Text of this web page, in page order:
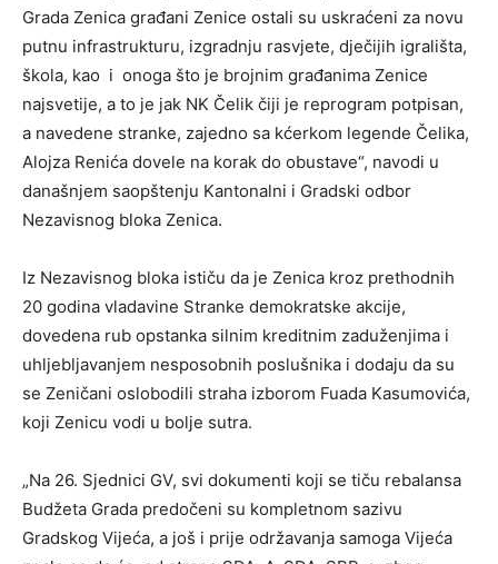
Grada Zenica građani Zenice ostali su uskraćeni za novu
putnu infrastrukturu, izgradnju rasvjete, dječijih igrališta,
škola, kao i onoga što je brojnim građanima Zenice
najsvetije, a to je jak NK Čelik čiji je reprogram potpisan,
a navedene stranke, zajedno sa kćerkom legende Čelika,
Alojza Renića dovele na korak do obustave“, navodi u
današnjem saopštenju Kantonalni i Gradski odbor
Nezavisnog bloka Zenica.
Iz Nezavisnog bloka ističu da je Zenica kroz prethodnih
20 godina vladavine Stranke demokratske akcije,
dovedena rub opstanka silnim kreditnim zaduženjima i
uhljebljavanjem nesposobnih poslušnika i dodaju da su
se Zeničani oslobodili straha izborom Fuada Kasumovića,
koji Zenicu vodi u bolje sutra.
„Na 26. Sjednici GV, svi dokumenti koji se tiču rebalansa
Budžeta Grada predočeni su kompletnom sazivu
Gradskog Vijeća, a još i prije održavanja samoga Vijeća